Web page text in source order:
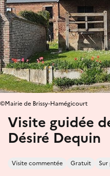
Visite guidée
Désiré Dequin
Visite commentée Gratuit
©Mairie de Brissy-Hamégicourt